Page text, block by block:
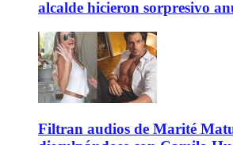
alcalde hicieron sorpresivo
Filtran audios de Marité